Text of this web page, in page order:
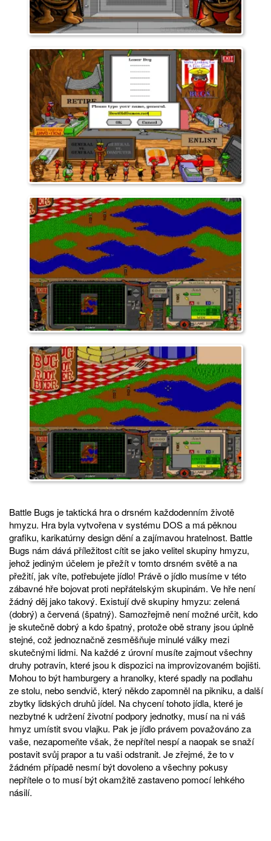
Battle Bugs je taktická hra o drsném každodenním životě
hmyzu. Hra byla vytvořena v systému DOS a má pěknou
grafiku, karikatúrny design dění a zajímavou hratelnost. Battle
Bugs nám dává příležitost cítit se jako velitel skupiny hmyzu,
jehož jediným účelem je přežít v tomto drsném světě a na
přežití, jak víte, potřebujete jídlo! Právě o jídlo musíme v této
zábavné hře bojovat proti nepřátelským skupinám. Ve hře není
žádný děj jako takový. Existují dvě skupiny hmyzu: zelená
(dobrý) a červená (špatný). Samozřejmě není možné určit, kdo
je skutečně dobrý a kdo špatný, protože obě strany jsou úplně
stejné, což jednoznačně zesměšňuje minulé války mezi
skutečnými lidmi. Na každé z úrovní musíte zajmout všechny
druhy potravin, které jsou k dispozici na improvizovaném bojišti.
Mohou to být hamburgery a hranolky, které spadly na podlahu
ze stolu, nebo sendvič, který někdo zapomněl na pikniku, a další
zbytky lidských druhů jídel. Na chycení tohoto jídla, které je
nezbytné k udržení životní podpory jednotky, musí na ni váš
hmyz umístit svou vlajku. Pak je jídlo právem považováno za
vaše, nezapomeňte však, že nepřítel nespí a naopak se snaží
postavit svůj prapor a tu vaši odstranit. Je zřejmé, že to v
žádném případě nesmí být dovoleno a všechny pokusy
nepřítele o to musí být okamžitě zastaveno pomocí lehkého
násilí.